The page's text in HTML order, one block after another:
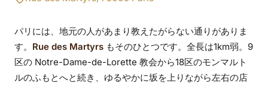
ング
パリには、地元の人があまり教えたがらない通りがありま
す。 Rue des Martyrs もそのひとつです。全長は1km弱。9
区の Notre-Dame-de-Lorette 教会から18区のモンマルト
ルのふもとへと続き、ゆるやかに坂を上りながら左右の店